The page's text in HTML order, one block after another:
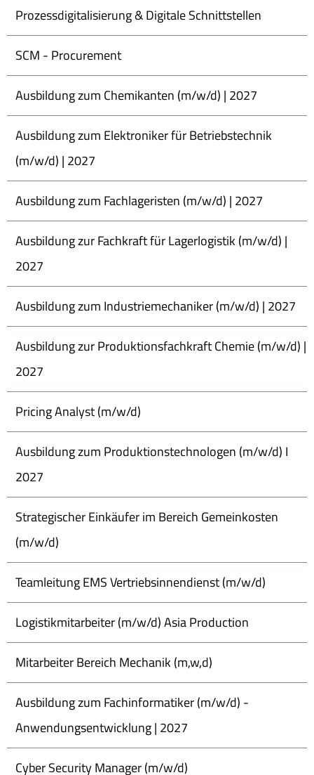
Prozessdigitalisierung & Digitale Schnittstellen
SCM - Procurement
Ausbildung zum Chemikanten (m/w/d) | 2027
Ausbildung zum Elektroniker für Betriebstechnik
(m/w/d) | 2027
Ausbildung zum Fachlageristen (m/w/d) | 2027
Ausbildung zur Fachkraft für Lagerlogistik (m/w/d) |
2027
Ausbildung zum Industriemechaniker (m/w/d) | 2027
Ausbildung zur Produktionsfachkraft Chemie (m/w/d) |
2027
Pricing Analyst (m/w/d)
Ausbildung zum Produktionstechnologen (m/w/d) I
2027
Strategischer Einkäufer im Bereich Gemeinkosten
(m/w/d)
Teamleitung EMS Vertriebsinnendienst (m/w/d)
Logistikmitarbeiter (m/w/d) Asia Production
Mitarbeiter Bereich Mechanik (m,w,d)
Ausbildung zum Fachinformatiker (m/w/d) -
Anwendungsentwicklung | 2027
Cyber Security Manager (m/w/d)